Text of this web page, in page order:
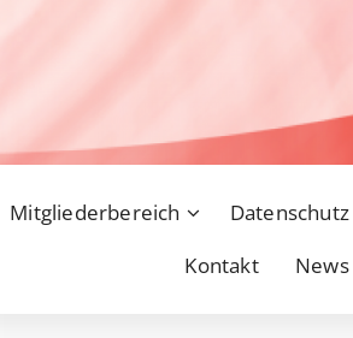
Mitgliederbereich Datenschutz
Kontakt
News